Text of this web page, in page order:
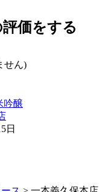
価をする
せん)
吟醸
日